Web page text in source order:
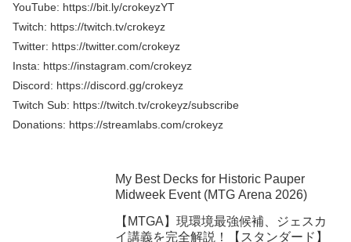
YouTube: https://bit.ly/crokeyzYT
Twitch: https://twitch.tv/crokeyz
Twitter: https://twitter.com/crokeyz
Insta: https://instagram.com/crokeyz
Discord: https://discord.gg/crokeyz
Twitch Sub: https://twitch.tv/crokeyz/subscribe
Donations: https://streamlabs.com/crokeyz
My Best Decks for Historic Pauper
Midweek Event (MTG Arena 2026)
【MTGA】現環境最強候補、ジェスカ
イ講義を完全解説！【スタンダード】